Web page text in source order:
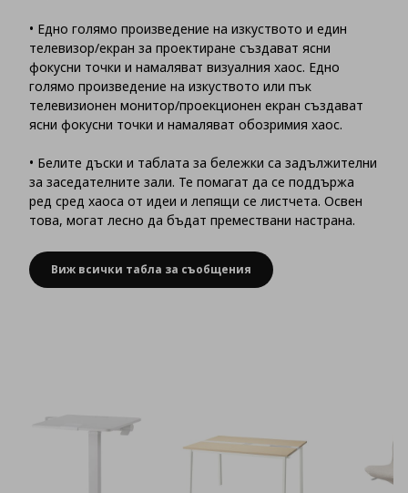
• Едно голямо произведение на изкуството и един
телевизор/екран за проектиране създават ясни
фокусни точки и намаляват визуалния хаос. Едно
голямо произведение на изкуството или пък
телевизионен монитор/проекционен екран създават
ясни фокусни точки и намаляват обозримия хаос.
• Белите дъски и таблата за бележки са задължителни
за заседателните зали. Те помагат да се поддържа
ред сред хаоса от идеи и лепящи се листчета. Освен
това, могат лесно да бъдат премествани настрана.
Виж всички табла за съобщения